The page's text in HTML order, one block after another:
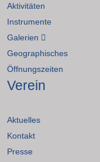
Aktivitäten
Instrumente
Galerien
Geographisches
Öffnungszeiten
Verein
Aktuelles
Kontakt
Presse